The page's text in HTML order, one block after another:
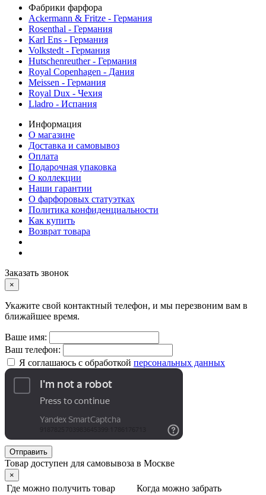
Фабрики фарфора
Ackermann & Fritze - Германия
Rosenthal - Германия
Karl Ens - Германия
Volkstedt - Германия
Hutschenreuther - Германия
Royal Copenhagen - Дания
Meissen - Германия
Royal Dux - Чехия
Lladro - Испания
Информация
О магазине
Доставка и самовывоз
Оплата
Подарочная упаковка
О коллекции
Наши гарантии
О фарфоровых статуэтках
Политика конфиденциальности
Как купить
Возврат товара
Заказать звонок
×
Укажите свой контактный телефон, и мы перезвоним вам в
ближайшее время.
Ваше имя:
Ваш телефон:
Я соглашаюсь с обработкой персональных данных
Отправить
Товар доступен для самовывоза в Москве
×
Где можно получить товар
Когда можно забрать